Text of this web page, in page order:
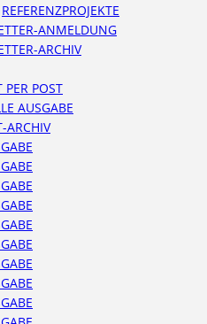
REFERENZPROJEKTE
ANMELDUNG
ARCHIV
PER POST
AUSGABE
ARCHIV